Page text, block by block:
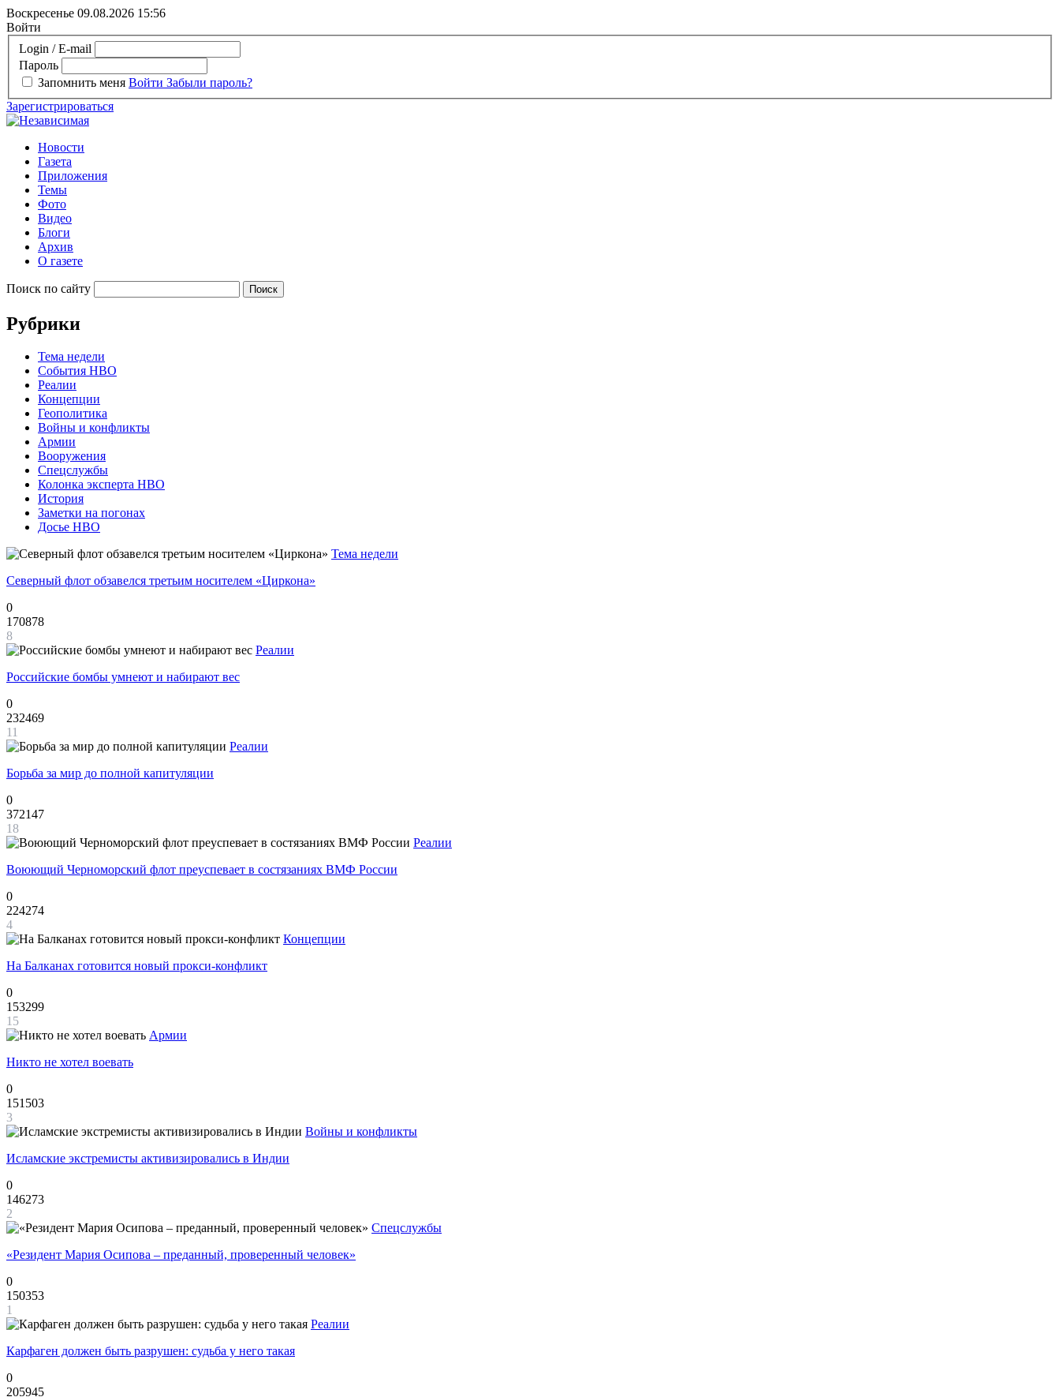
Воскресенье 09.08.2026 15:56
Войти
Login / E-mail
Пароль
Запомнить меня Войти Забыли пароль?
Зарегистрироваться
Новости
Газета
Приложения
Темы
Фото
Видео
Блоги
Архив
О газете
Поиск по сайту
Рубрики
Тема недели
События НВО
Реалии
Концепции
Геополитика
Войны и конфликты
Армии
Вооружения
Спецслужбы
Колонка эксперта НВО
История
Заметки на погонах
Досье НВО
Тема недели
Северный флот обзавелся третьим носителем «Циркона»
0
170878
8
Реалии
Российские бомбы умнеют и набирают вес
0
232469
11
Реалии
Борьба за мир до полной капитуляции
0
372147
18
Реалии
Воюющий Черноморский флот преуспевает в состязаниях ВМФ России
0
224274
4
Концепции
На Балканах готовится новый прокси-конфликт
0
153299
15
Армии
Никто не хотел воевать
0
151503
3
Войны и конфликты
Исламские экстремисты активизировались в Индии
0
146273
2
Спецслужбы
«Резидент Мария Осипова – преданный, проверенный человек»
0
150353
1
Реалии
Карфаген должен быть разрушен: судьба у него такая
0
205945